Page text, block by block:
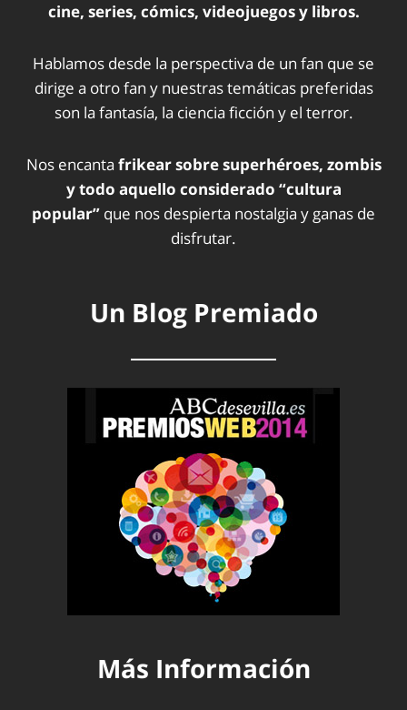
cine, series, cómics, videojuegos y libros.
Hablamos desde la perspectiva de un fan que se
dirige a otro fan y nuestras temáticas preferidas
son la fantasía, la ciencia ficción y el terror.
Nos encanta frikear sobre superhéroes, zombis
y todo aquello considerado “cultura
popular” que nos despierta nostalgia y ganas de
disfrutar.
Un Blog Premiado
Más Información